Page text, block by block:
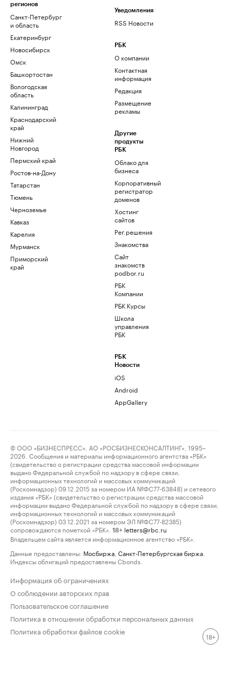
регионов
Санкт-Петербург
и область
Екатеринбург
Новосибирск
Омск
Башкортостан
Вологодская
область
Калининград
Краснодарский
край
Нижний
Новгород
Пермский край
Ростов-на-Дону
Татарстан
Тюмень
Черноземье
Кавказ
Карелия
Мурманск
Приморский
край
Уведомления
RSS Новости
РБК
О компании
Контактная
информация
Редакция
Размещение
рекламы
Другие
продукты
РБК
Облако для
бизнеса
Корпоративный
регистратор
доменов
Хостинг
сайтов
Рег.решения
Знакомства
Сайт
знакомств
podbor.ru
РБК
Компании
РБК Курсы
Школа
управления
РБК
РБК
Новости
iOS
Android
AppGallery
© ООО «БИЗНЕСПРЕСС», АО «РОСБИЗНЕСКОНСАЛТИНГ», 1995–
2026. Сообщения и материалы информационного агентства «РБК»
(свидетельство о регистрации средства массовой информации
выдано Федеральной службой по надзору в сфере связи,
информационных технологий и массовых коммуникаций
(Роскомнадзор) 09.12.2015 за номером ИА №ФС77-63848) и сетевого
издания «РБК» (свидетельство о регистрации средства массовой
информации выдано Федеральной службой по надзору в сфере связи,
информационных технологий и массовых коммуникаций
(Роскомнадзор) 03.12.2021 за номером ЭЛ №ФС77-82385)
сопровождаются пометкой «РБК».
18+ letters@rbc.ru
Владельцем сайта является информационное агентство «РБК».
Данные предоставлены: Мосбиржа Санкт-Петербургская биржа
Индексы облигаций предоставлены Cbonds.
Информация об ограничениях
О соблюдении авторских прав
Пользовательское соглашение
Политика в отношении обработки персональных данных
Политика обработки файлов cookie
18+